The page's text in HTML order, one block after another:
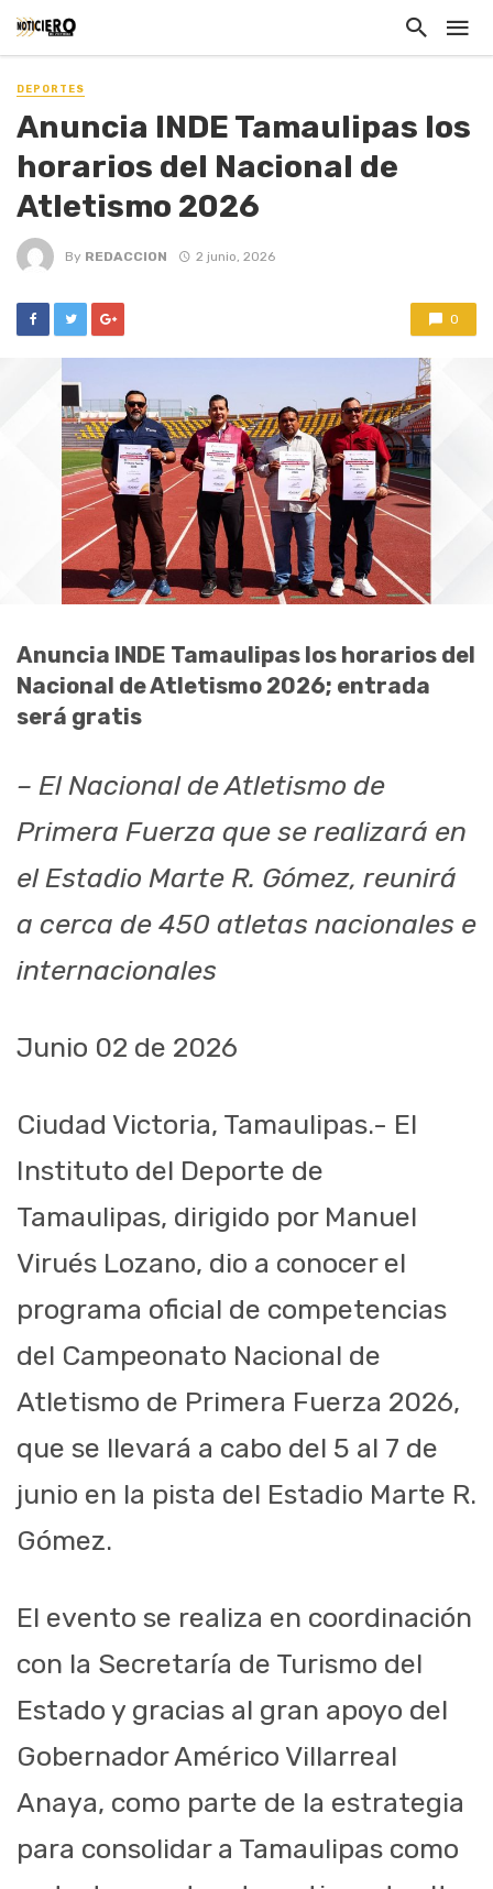
DEPORTES
Anuncia INDE Tamaulipas los
horarios del Nacional de
Atletismo 2026
By REDACCION 2 junio, 2026
0
Anuncia INDE Tamaulipas los horarios del
Nacional de Atletismo 2026; entrada
será gratis
– El Nacional de Atletismo de
Primera Fuerza que se realizará en
el Estadio Marte R. Gómez, reunirá
a cerca de 450 atletas nacionales e
internacionales
Junio 02 de 2026
Ciudad Victoria, Tamaulipas.- El
Instituto del Deporte de
Tamaulipas, dirigido por Manuel
Virués Lozano, dio a conocer el
programa oficial de competencias
del Campeonato Nacional de
Atletismo de Primera Fuerza 2026,
que se llevará a cabo del 5 al 7 de
junio en la pista del Estadio Marte R.
Gómez.
El evento se realiza en coordinación
con la Secretaría de Turismo del
Estado y gracias al gran apoyo del
Gobernador Américo Villarreal
Anaya, como parte de la estrategia
para consolidar a Tamaulipas como